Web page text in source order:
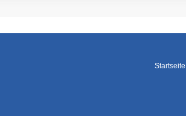
Startseite